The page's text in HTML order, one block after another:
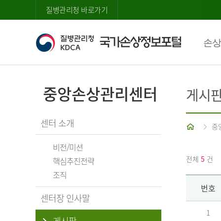
질병관리청 바로가기
손
중앙손상관리센터
센터 소개
비전/미션
핵심추진전략
조직
센터장 인사말
게시
중
전체 5 건
번호
1